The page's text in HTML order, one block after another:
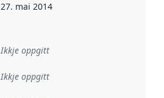
27. mai 2014
Ikkje oppgitt
Ikkje oppgitt